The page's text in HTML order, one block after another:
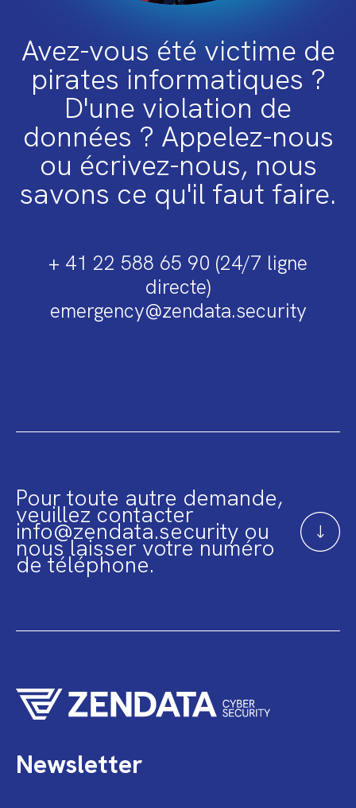
Avez-vous été victime de
pirates informatiques ?
D'une violation de
données ? Appelez-nous
ou écrivez-nous, nous
savons ce qu'il faut faire.
+ 41 22 588 65 90 (24/7 ligne
directe)
emergency@zendata.security
Pour toute autre demande,
veuillez contacter
info@zendata.security ou
nous laisser votre numéro
de téléphone.
Newsletter